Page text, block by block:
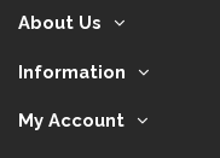
About Us
Information
My Account